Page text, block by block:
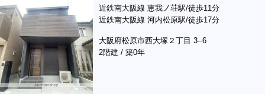
近鉄南大阪線 恵我ノ荘駅/徒歩11分
近鉄南大阪線 河内松原駅/徒歩17分
大阪府松原市西大塚２丁目 3--6
2階建 / 築0年